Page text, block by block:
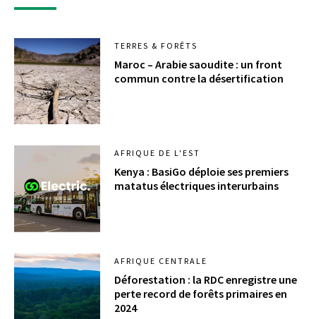
TERRES & FORÊTS
Maroc – Arabie saoudite : un front
commun contre la désertification
AFRIQUE DE L'EST
Kenya : BasiGo déploie ses premiers
matatus électriques interurbains
AFRIQUE CENTRALE
Déforestation : la RDC enregistre une
perte record de forêts primaires en
2024